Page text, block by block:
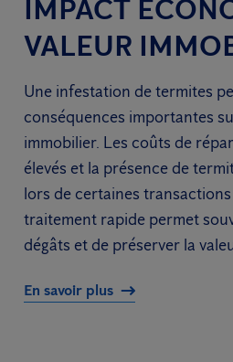
IMPACT
VALEUR
Une infestation de termites
conséquences importantes
immobilier. Les coûts de
élevés et la présence de
lors de certaines
traitement rapide permet
dégâts et de préserver la
En savoir plus